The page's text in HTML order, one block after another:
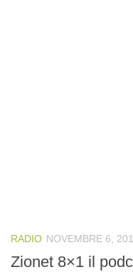
RADIO NOVEMBRE 6,
Zionet 8×1 il